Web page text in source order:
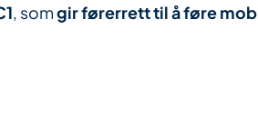
, somgir førerrett til å føre